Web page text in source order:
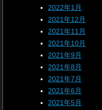
2022年1月
2021年12月
2021年11月
2021年10月
2021年9月
2021年8月
2021年7月
2021年6月
2021年5月